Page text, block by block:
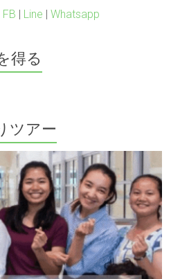
FB | Line |Whatsapp
得る
ツアー